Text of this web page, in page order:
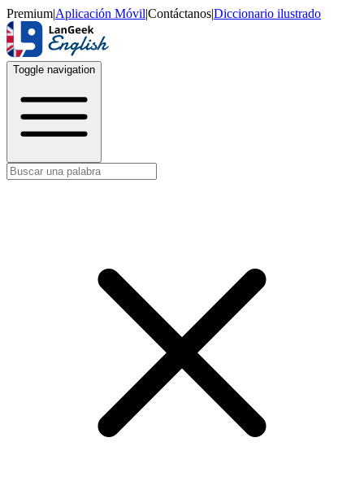
Premium|Aplicación Móvil|Contáctanos|Diccionario ilustrado
Toggle navigation